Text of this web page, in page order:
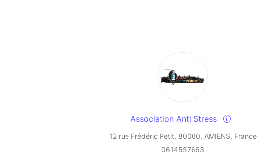
Association Anti Stress
12 rue Frédéric Petit, 80000, AMIENS, France
0614557663